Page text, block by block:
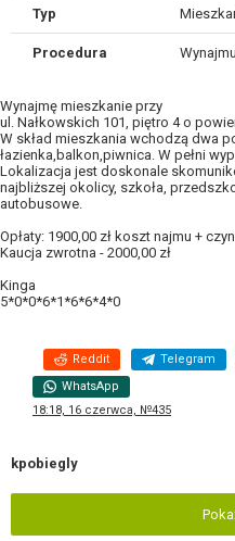
Typ
Procedura
Wynajmę mieszkanie przy
ul. Nałkowskich 101, piętro 4 o
W skład mieszkania wchodzą dwa
łazienka,balkon,piwnica. W pełni
Lokalizacja jest doskonale
najbliższej okolicy, szkoła,
autobusowe.
Opłaty: 1900,00 zł koszt najmu +
Kaucja zwrotna - 2000,00 zł
Kinga
5*0*0*6*1*6*6*4*0
Reddit Telegram
WhatsApp
18:18, 16 czerwca, №435
kpobiegly